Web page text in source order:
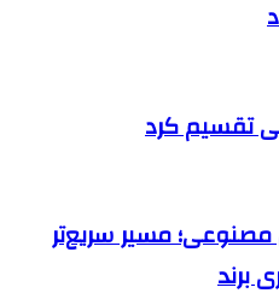
مسیر سریع‌تر
برند